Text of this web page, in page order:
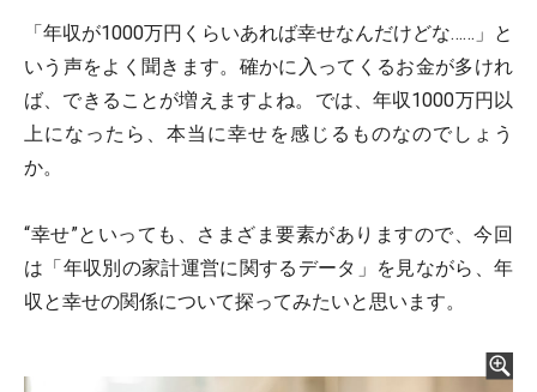
「年収が1000万円くらいあれば幸せなんだけどな……」と
いう声をよく聞きます。確かに入ってくるお金が多けれ
ば、できることが増えますよね。では、年収1000万円以
上になったら、本当に幸せを感じるものなのでしょう
か。
“幸せ”といっても、さまざま要素がありますので、今回
は「年収別の家計運営に関するデータ」を見ながら、年
収と幸せの関係について探ってみたいと思います。